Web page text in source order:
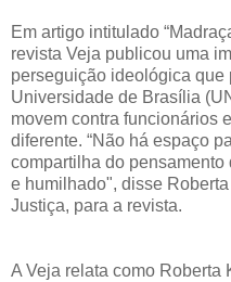
Em artigo intitulado
revista Veja publicou uma
perseguição ideológica que
Universidade de Brasília
movem contra funcionários
diferente. “Não há espaço
compartilha do
e humilhado", disse
Justiça, para a revista.
A Veja relata como Roberta